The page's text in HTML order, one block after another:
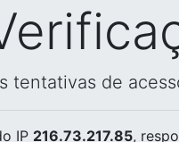
tentativas de
IP 216.73.217.85,